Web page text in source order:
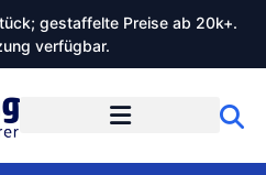
gestaffelte Preise ab 20k+.
verfügbar.